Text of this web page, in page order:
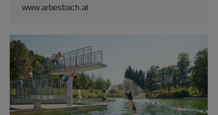
www.arbesbach.at